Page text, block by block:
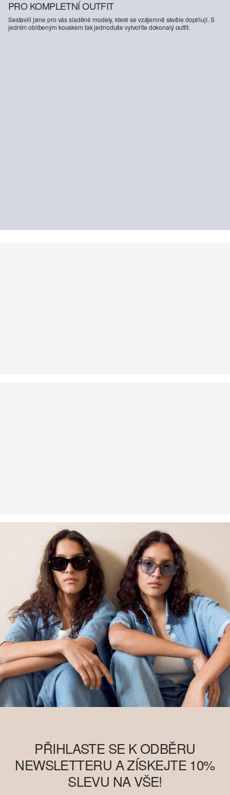
PRO KOMPLETNÍ OUTFIT
Sestavili jsme pro vás sladěné modely, které se vzájemně skvěle doplňují. S
jedním oblíbeným kouskem tak jednoduše vytvoříte dokonalý outfit.
PŘIHLASTE SE K ODBĚRU
NEWSLETTERU A ZÍSKEJTE 10%
SLEVU NA VŠE!